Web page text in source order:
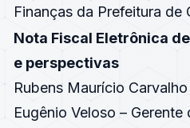
Finanças da Prefeitura de
Nota Fiscal Eletrônica
e perspectivas
Rubens Maurício
Eugênio Veloso –